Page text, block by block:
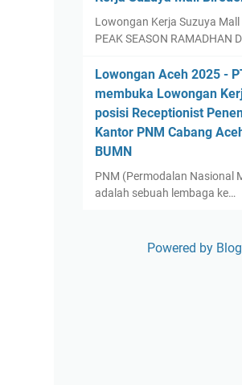
Lowongan Kerja Suzuya Mall
PEAK SEASON RAMADHAN
Lowongan Aceh 2025 -
membuka Lowongan
posisi Receptionist
Kantor PNM Cabang
BUMN
PNM (Permodalan Nasional
adalah sebuah lembaga ke…
Powered by